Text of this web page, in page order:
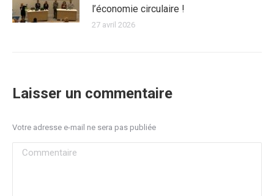
l’économie circulaire !
27 avril 2026
Laisser un commentaire
Votre adresse e-mail ne sera pas publiée
Commentaire